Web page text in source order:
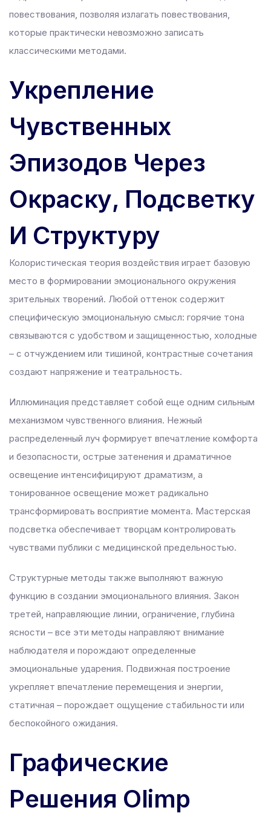
giriş
повествования, позволяя излагать повествования,
которые практически невозможно записать
классическими методами.
Укрепление
Чувственных
Эпизодов Через
Окраску, Подсветку
И Структуру
Колористическая теория воздействия играет базовую
место в формировании эмоционального окружения
зрительных творений. Любой оттенок содержит
специфическую эмоциональную смысл: горячие тона
связываются с удобством и защищенностью, холодные
– с отчуждением или тишиной, контрастные сочетания
создают напряжение и театральность.
Иллюминация представляет собой еще одним сильным
механизмом чувственного влияния. Нежный
распределенный луч формирует впечатление комфорта
и безопасности, острые затенения и драматичное
освещение интенсифицируют драматизм, а
тонированное освещение может радикально
трансформировать восприятие момента. Мастерская
подсветка обеспечивает творцам контролировать
чувствами публики с медицинской предельностью.
Структурные методы также выполняют важную
функцию в создании эмоционального влияния. Закон
третей, направляющие линии, ограничение, глубина
ясности – все эти методы направляют внимание
наблюдателя и порождают определенные
эмоциональные ударения. Подвижная построение
укрепляет впечатление перемещения и энергии,
статичная – порождает ощущение стабильности или
беспокойного ожидания.
Графические
Решения Olimp